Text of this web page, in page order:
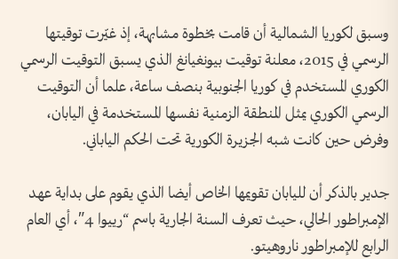
وسبق لكوريا الشمالية أن قامت بخطوة مشابهة، إذ غيّرت توقيتها
الرسمي في 2015، معلنة توقيت بيونغيانغ الذي يسبق التوقيت الرسمي
الكوري المستخدم في كوريا الجنوبية بنصف ساعة، علما أن التوقيت
الرسمي الكوري يمثل المنطقة الزمنية نفسها المستخدمة في اليابان،
وفرض حين كانت شبه الجزيرة الكورية تحت الحكم الياباني.
جدير بالذكر أن لليابان تقويمها الخاص أيضا الذي يقوم على بداية عهد
الإمبراطور الحالي، حيث تعرف السنة الجارية باسم “رييوا 4″، أي العام
الرابع للإمبراطور ناروهيتو.